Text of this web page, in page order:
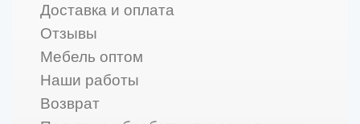
Доставка и оплата
Отзывы
Мебель оптом
Наши работы
Возврат